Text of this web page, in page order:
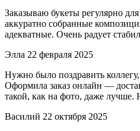
Заказываю букеты регулярно
аккуратно собранные
адекватные. Очень радует
Элла 22 февраля 2025
Нужно было поздравить
Оформила заказ онлайн —
такой, как на фото, даже
Василий 22 октября 2025